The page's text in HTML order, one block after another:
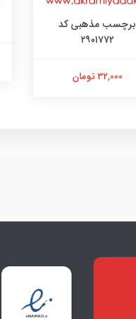
برچسب مذهبی کد
۲۹۰۱۷۷۲
32,000 تومان